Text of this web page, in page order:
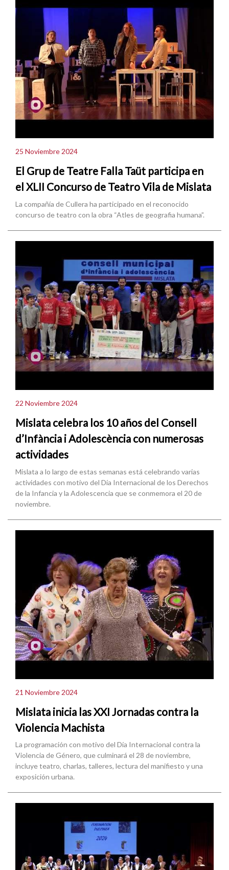
25 Noviembre 2024
El Grup de Teatre Falla Taüt participa en
el XLII Concurso de Teatro Vila de Mislata
La compañía de Cullera ha participado en el reconocido
concurso de teatro con la obra “Atles de geografia humana”.
22 Noviembre 2024
Mislata celebra los 10 años del Consell
d’Infància i Adolescència con numerosas
actividades
Mislata a lo largo de estas semanas está celebrando varias
actividades con motivo del Día Internacional de los Derechos
de la Infancia y la Adolescencia que se conmemora el 20 de
noviembre.
21 Noviembre 2024
Mislata inicia las XXI Jornadas contra la
Violencia Machista
La programación con motivo del Día Internacional contra la
Violencia de Género, que culminará el 28 de noviembre,
incluye teatro, charlas, talleres, lectura del manifiesto y una
exposición urbana.